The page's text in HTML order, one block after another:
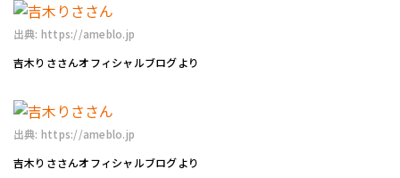
出典: https://ameblo.jp
吉木りささんオフィシャルブログより
出典: https://ameblo.jp
吉木りささんオフィシャルブログより